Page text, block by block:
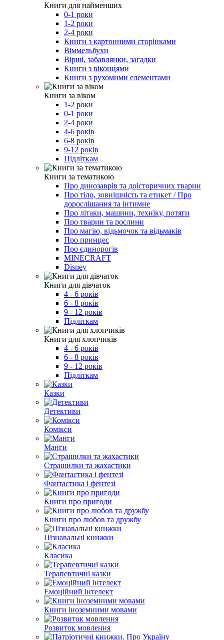
Книги для найменших
0-1 роки
1-2 роки
2-4 роки
Книги з картонними сторінками
Віммельбухи
Вірші, забавлянки, загадки
Книги з віконцями
Книги з рухомими елементами
Книги за віком
1-2 роки
0-1 роки
2-4 роки
4-6 років
6-8 років
9-12 років
Підліткам
Книги за тематикою
Про динозаврів та доісторичних тварин
Про тіло, зовнішність та етикет / Про
дорослішання та інтимне
Про літаки, машини, техніку, потяги
Про тварин та рослини
Про магію, відьмочок та відьмаків
Про принцес
Про єдинорогів
MINECRAFT
Disney
Книги для дівчаток
4 - 6 років
6 - 8 років
9 - 12 років
Підліткам
Книги для хлопчиків
4 - 6 років
6 - 8 років
9 - 12 років
Підліткам
Казки
Детективи
Комікси
Манги
Страшилки та жахастики
Фантастика і фентезі
Книги про пригоди
Книги про любов та дружбу
Пізнавальні книжки
Класика
Терапевтичні казки
Емоційний інтелект
Книги іноземними мовами
Розвиток мовлення